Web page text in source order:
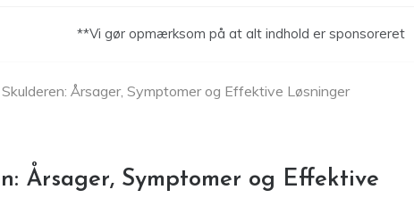
**Vi gør opmærksom på at alt indhold er sponsoreret
Årsager, Symptomer og Effektive Løsninger
Årsager, Symptomer og Effektive